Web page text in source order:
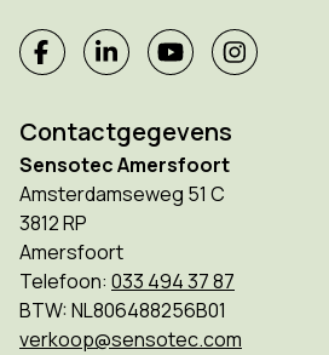
Contactgegevens
Sensotec Amersfoort
Amsterdamseweg 51 C
3812 RP
Amersfoort
Telefoon: 033 494 37 87
BTW: NL806488256B01
verkoop@sensotec.com